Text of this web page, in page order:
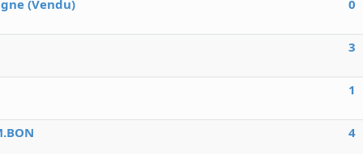
(Vendu)
0
3
1
4